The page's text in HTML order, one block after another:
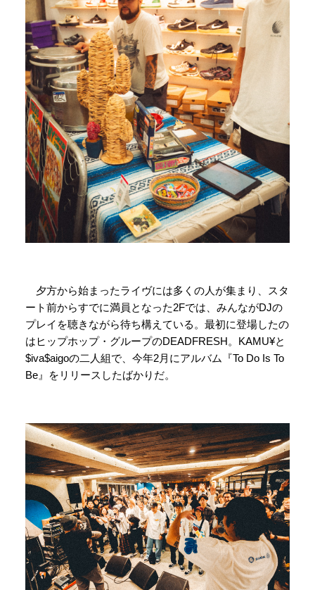
夕方から始まったライヴには多くの人が集まり、スタ
ート前からすでに満員となった2Fでは、みんながDJの
プレイを聴きながら待ち構えている。最初に登場したの
はヒップホップ・グループのDEADFRESH。KAMU¥と
$iva$aigoの二人組で、今年2月にアルバム『To Do Is To
Be』をリリースしたばかりだ。